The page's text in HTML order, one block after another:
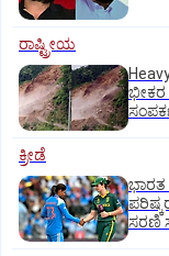
ರಾಷ್ಟ್ರೀಯ
ಭೀಕರ
ಕ್ರೀಡೆ
ಭಾರತ
ಸರಣಿ